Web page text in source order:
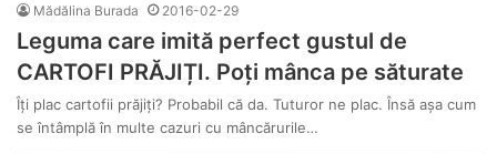
Mădălina Burada 2016-02-29
Leguma care imită perfect gustul de
CARTOFI PRĂJIȚI. Poți mânca pe săturate
Îți plac cartofii prăjiți? Probabil că da. Tuturor ne plac. Însă așa cum
se întâmplă în multe cazuri cu mâncărurile…